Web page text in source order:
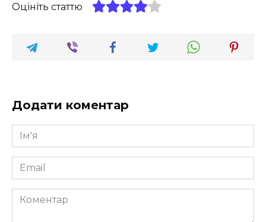
Оцініть статтю
Додати коментар
Ім'я
*
Email
*
Коментар